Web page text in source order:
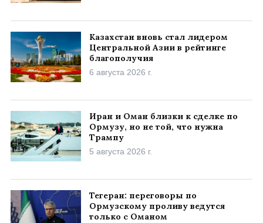
Казахстан вновь стал лидером
Центральной Азии в рейтинге
благополучия
6 августа 2026 г.
Иран и Оман близки к сделке по
Ормузу, но не той, что нужна
Трампу
5 августа 2026 г.
Тегеран: переговоры по
Ормузскому проливу ведутся
только с Оманом